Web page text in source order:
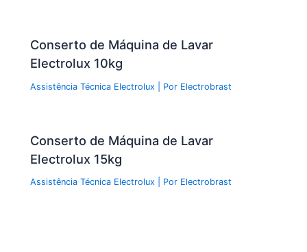
Conserto de Máquina de Lavar
Electrolux 10kg
Assistência Técnica Electrolux | Por Electrobrast
Conserto de Máquina de Lavar
Electrolux 15kg
Assistência Técnica Electrolux | Por Electrobrast